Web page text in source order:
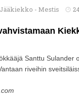
Jääkiekko - Mestis
Santtu Sulander
riveihin